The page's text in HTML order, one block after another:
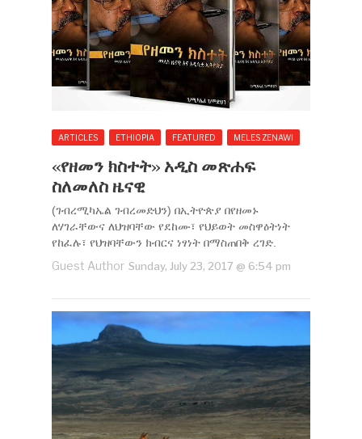
ARTICLES ETHIOPIA FEATURED MELES ZENAWI
‹‹የዘመን ክስተት›› አዲስ መጽሐፍ
ስለመለስ ዜናዊ
(ገብረሚካኤል ገብረመድህን) በኢትዮጵያ በየዘመኑ
ለሃገራቸውና ለህዝባቸው የደከሙ፣ የህይወት መስዋዕትነት
የከፈሉ፣ የህዝባቸውን ክብርና ነፃነት በማስጠበቅ ረገድ.
Guest Author Sunday, July 23, 2017 @ 6:54 pm